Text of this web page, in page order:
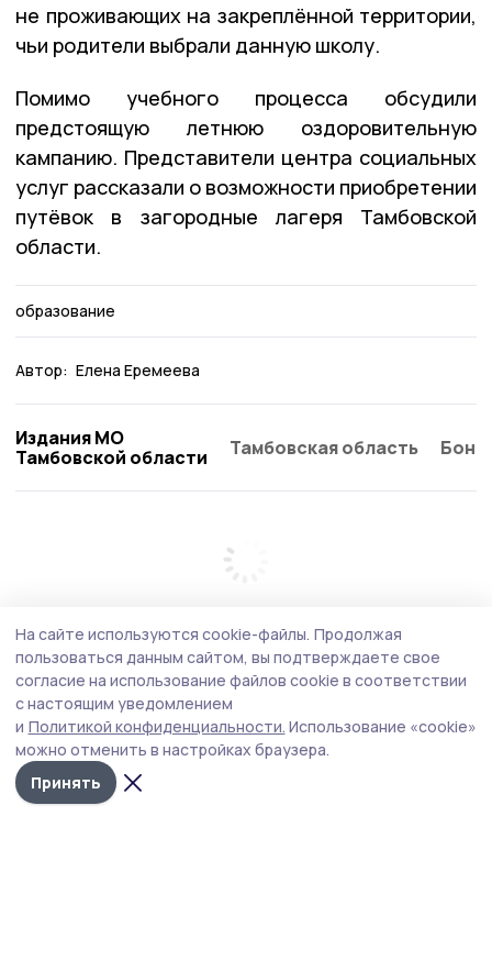
не проживающих на закреплённой территории,
чьи родители выбрали данную школу.
Помимо учебного процесса обсудили
предстоящую летнюю оздоровительную
кампанию. Представители центра социальных
услуг рассказали о возможности приобретении
путёвок в загородные лагеря Тамбовской
области.
образование
Автор: Елена Еремеева
Издания МО
Тамбовской области
Тамбовская область
На сайте используются cookie-файлы. Продолжая
пользоваться данным сайтом, вы подтверждаете свое
согласие на использование файлов cookie в соответствии
с настоящим уведомлением
и Политикой конфиденциальности. Использование «cookie»
можно отменить в настройках браузера.
Принять